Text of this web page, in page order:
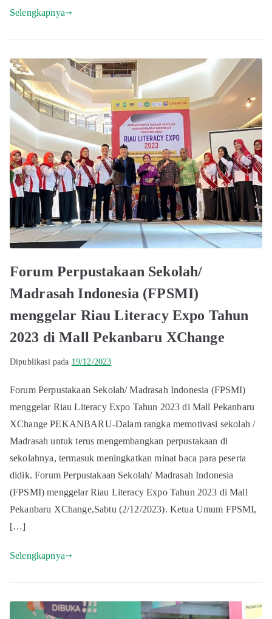
Selengkapnya
Forum Perpustakaan Sekolah/
Madrasah Indonesia (FPSMI)
menggelar Riau Literacy Expo Tahun
2023 di Mall Pekanbaru XChange
Dipublikasi pada 19/12/2023
Forum Perpustakaan Sekolah/ Madrasah Indonesia (FPSMI)
menggelar Riau Literacy Expo Tahun 2023 di Mall Pekanbaru
XChange PEKANBARU-Dalam rangka memotivasi sekolah /
Madrasah untuk terus mengembangkan perpustakaan di
sekolahnya, termasuk meningkatkan minat baca para peserta
didik. Forum Perpustakaan Sekolah/ Madrasah Indonesia
(FPSMI) menggelar Riau Literacy Expo Tahun 2023 di Mall
Pekanbaru XChange,Sabtu (2/12/2023). Ketua Umum FPSMI,
[…]
Selengkapnya